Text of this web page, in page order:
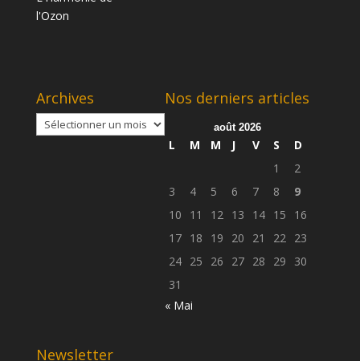
Archives
Archives
Nos derniers articles
août 2026
L M M J V S
D
1
2
3
4 5 6 7 8
9
10
11 12 13 14 15
16
17 18 19 20 21 22
23
24 25 26 27 28 29
30
31
« Mai
Newsletter